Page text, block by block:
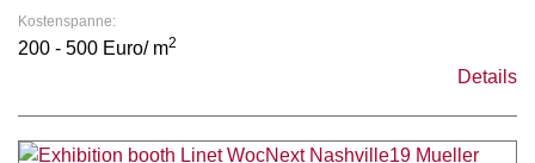
Kostenspanne:
200 - 500 Euro/ m2
Details